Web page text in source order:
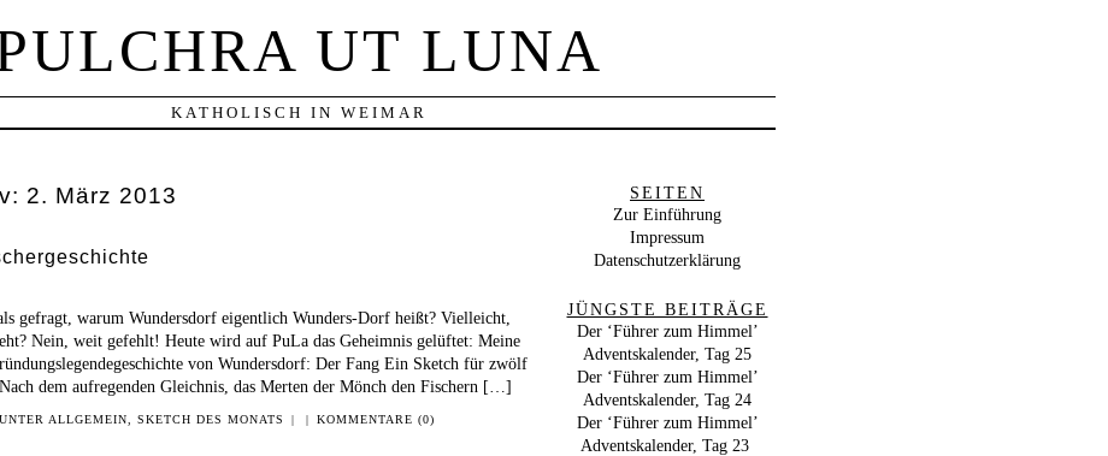
UT LUNA
KATHOLISCH IN WEIMAR
2. März 2013
gefragt, warum Wundersdorf eigentlich Wunders-Dorf heißt? Vielleicht,
Nein, weit gefehlt! Heute wird auf PuLa das Geheimnis gelüftet: Meine
von Wundersdorf: Der Fang Ein Sketch für zwölf
dem aufregenden Gleichnis, das Merten der Mönch den Fischern […]
ALLGEMEIN ,SKETCH DES MONATS | | KOMMENTARE (0)
SEITEN
Zur Einführung
Impressum
Datenschutzerklärung
JÜNGSTE BEITRÄGE
Der ‘Führer zum Himmel’
Adventskalender, Tag 25
Der ‘Führer zum Himmel’
Adventskalender, Tag 24
Der ‘Führer zum Himmel’
Adventskalender, Tag 23